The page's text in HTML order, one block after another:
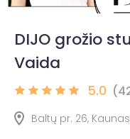
DIJO grožio
Vaida
5.0
Baltų pr. 26, Kaunas